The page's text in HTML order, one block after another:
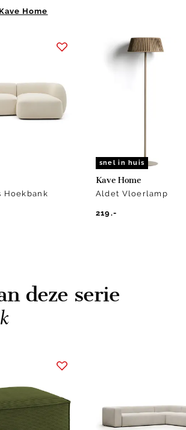
Home
Hoekbank
snel in huis
Kave Home
Aldet Vloerlamp
219.-
deze serie